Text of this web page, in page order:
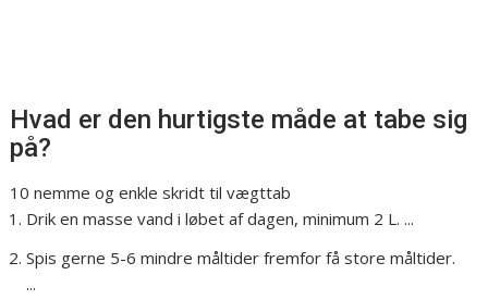
Hvad er den hurtigste måde at tabe sig
på?
10 nemme og enkle skridt til vægttab
Drik en masse vand i løbet af dagen, minimum 2 L. ...
Spis gerne 5-6 mindre måltider fremfor få store måltider.
...